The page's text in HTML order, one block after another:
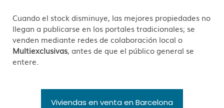
Cuando el stock disminuye, las mejores propiedades no
llegan a publicarse en los portales tradicionales; se
venden mediante redes de colaboración local o
Multiexclusivas, antes de que el público general se
entere
Viviendas en venta en Barcelona